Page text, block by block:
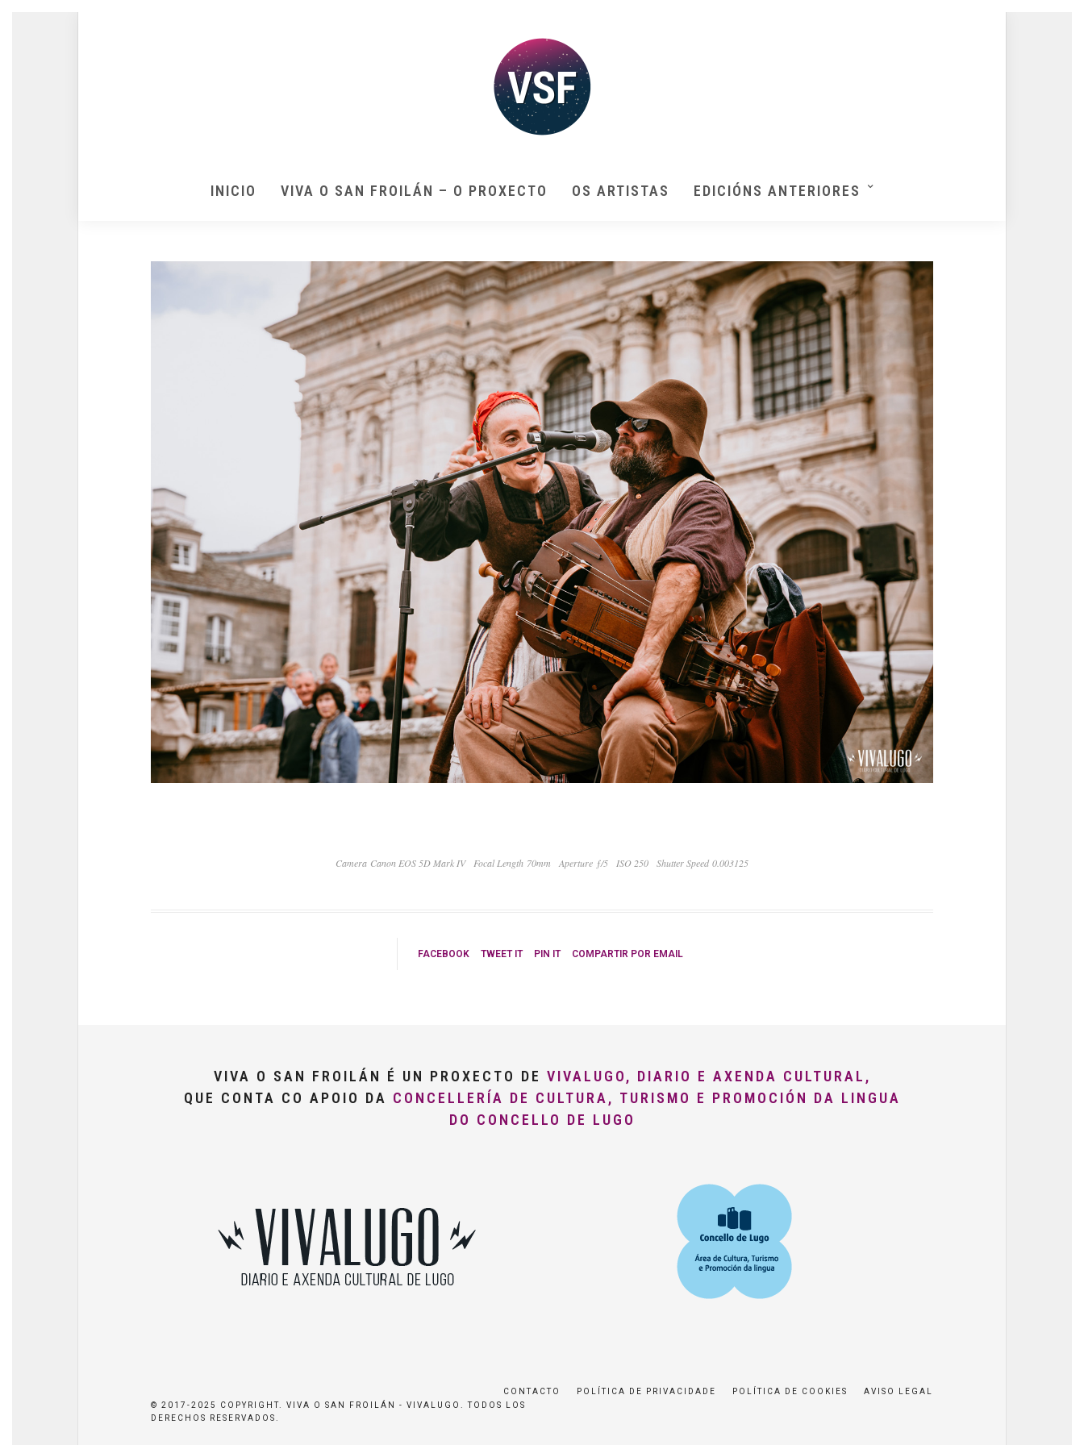
INICIO VIVA O SAN FROILÁN – O PROXECTO OS ARTISTAS EDICIÓNS ANTERIORES
Camera Canon EOS 5D Mark IV Focal Length 70mm Aperture ƒ/5 ISO 250 Shutter Speed 0.003125
FACEBOOK TWEET IT PIN IT COMPARTIR POR EMAIL
VIVA O SAN FROILÁN É UN PROXECTO DE VIVALUGO, DIARIO E AXENDA CULTURAL,
QUE CONTA CO APOIO DA CONCELLERÍA DE CULTURA, TURISMO E PROMOCIÓN DA LINGUA
DO CONCELLO DE LUGO
CONTACTO POLÍTICA DE PRIVACIDADE POLÍTICA DE COOKIES
AVISO LEGAL
© 2017-2025 COPYRIGHT. VIVA O SAN FROILÁN - VIVALUGO. TODOS LOS
DERECHOS RESERVADOS.